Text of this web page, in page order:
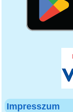
Impresszum